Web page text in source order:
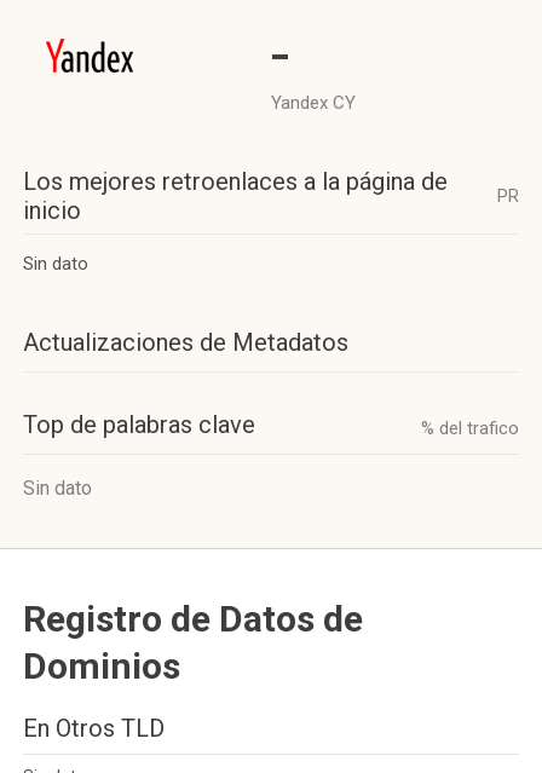
-
Yandex CY
Los mejores retroenlaces a la página de
inicio
PR
Sin dato
Actualizaciones de Metadatos
Top de palabras clave % del trafico
Sin dato
Registro de Datos de
Dominios
En Otros TLD